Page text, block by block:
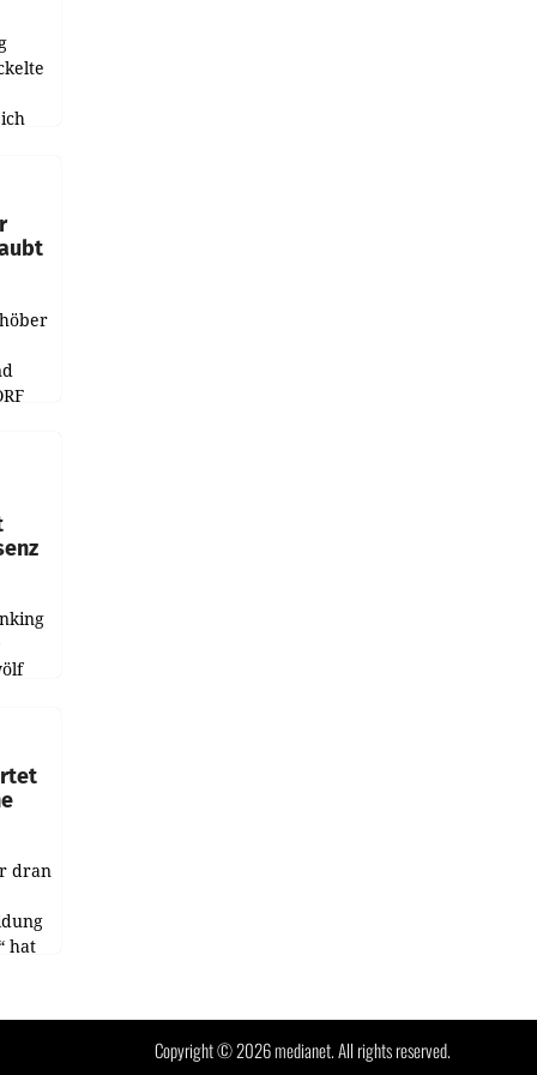
dran
hat
Copyright © 2026 medianet. All rights reserved.